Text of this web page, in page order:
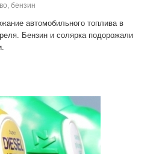
бензин
автомобильного топлива в
Бензин и солярка подорожали